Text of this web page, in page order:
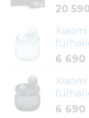
20 590
6 690
6 690